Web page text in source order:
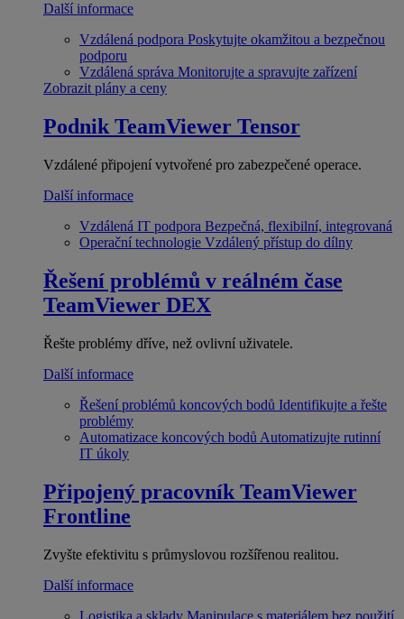
Další informace
Vzdálená podpora Poskytujte okamžitou a bezpečnou
podporu
Vzdálená správa Monitorujte a spravujte zařízení
Zobrazit plány a ceny
Podnik TeamViewer Tensor
Vzdálené připojení vytvořené pro zabezpečené operace.
Další informace
Vzdálená IT podpora Bezpečná, flexibilní, integrovaná
Operační technologie Vzdálený přístup do dílny
Řešení problémů v reálném čase
TeamViewer DEX
Řešte problémy dříve, než ovlivní uživatele.
Další informace
Řešení problémů koncových bodů Identifikujte a řešte
problémy
Automatizace koncových bodů Automatizujte rutinní
IT úkoly
Připojený pracovník TeamViewer
Frontline
Zvyšte efektivitu s průmyslovou rozšířenou realitou.
Další informace
Logistika a sklady Manipulace s materiálem bez použití